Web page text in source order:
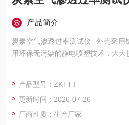
产品简介
炭素空气渗透过率测试仪--外壳采用
用环保无污染的静电喷塑技术，大大
能。该仪器所用真空泵、传感器及
控制，实验过程和数据全智能化处理
和数据分析。便捷的人机交互界面
术，助力提升企业产品测量效率。
产品型号：ZKTT-I
更新时间：2026-07-26
厂商性质：生产厂家